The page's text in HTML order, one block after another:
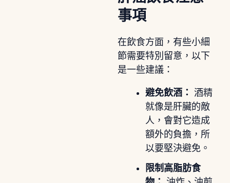
事項
在飲食方面，有些小細
節需要特別留意，以下
是一些建議：
避免飲酒： 酒精
就像是肝臟的敵
人，會對它造成
額外的負擔，所
以要堅決避免。
限制高脂肪食